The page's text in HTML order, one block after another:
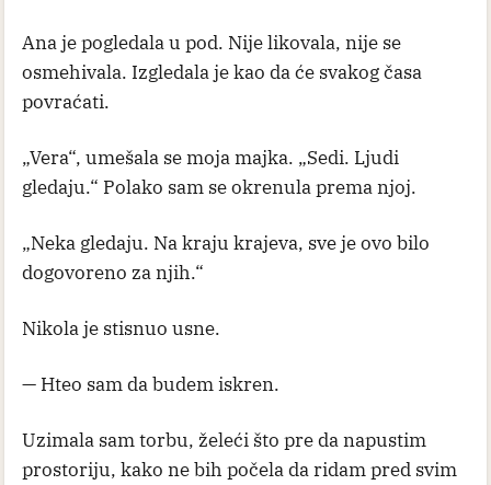
Ana je pogledala u pod. Nije likovala, nije se
osmehivala. Izgledala je kao da će svakog časa
povraćati.
„Vera“, umešala se moja majka. „Sedi. Ljudi
gledaju.“ Polako sam se okrenula prema njoj.
„Neka gledaju. Na kraju krajeva, sve je ovo bilo
dogovoreno za njih.“
Nikola je stisnuo usne.
— Hteo sam da budem iskren.
Uzimala sam torbu, želeći što pre da napustim
prostoriju, kako ne bih počela da ridam pred svim